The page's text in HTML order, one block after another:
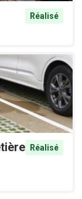
Réalisé
Réalisé